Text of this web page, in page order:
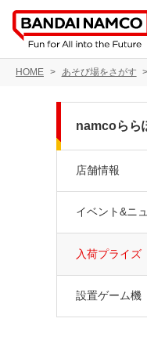
HOME あそび場をさがす
namcoらら
店舗情報
イベント&ニ
入荷プライズ
設置ゲーム機